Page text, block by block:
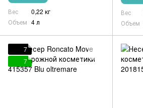
Вес
0,22 кг
Объем 4 л
Вес
Объем
7
7